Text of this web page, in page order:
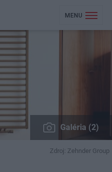
MENU
Galéria (2)
Zdroj: Zehnder Group